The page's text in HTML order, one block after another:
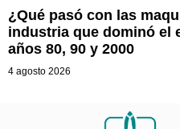
¿Qué pasó con las
industria que dominó el
años 80, 90 y 2000
4 agosto 2026